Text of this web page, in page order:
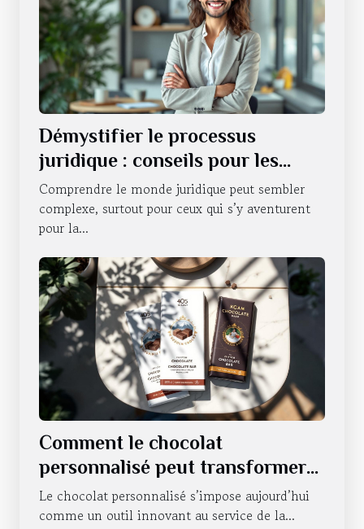
Démystifier le processus
juridique : conseils pour les
novices
Comprendre le monde juridique peut sembler
complexe, surtout pour ceux qui s’y aventurent
pour la...
Comment le chocolat
personnalisé peut transformer
la communication d'entreprise ?
Le chocolat personnalisé s’impose aujourd’hui
comme un outil innovant au service de la...